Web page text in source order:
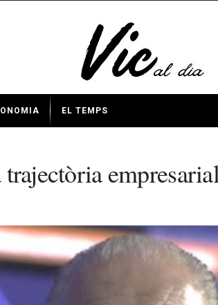
EL TEMPS